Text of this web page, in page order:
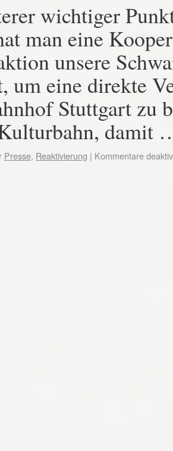
wichtiger
man eine
unsere
um eine direkte
Stuttgart zu
Presse, Reaktivierung | Kommentare